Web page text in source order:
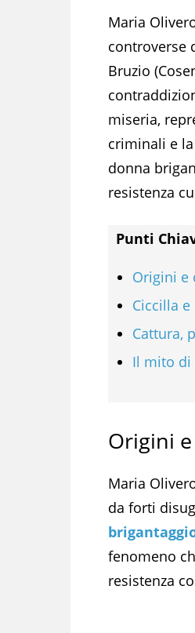
Maria
controverse
Bruzio
miseria,
criminali e
donna
resistenza
Punti
Origini e
Ciccilla
Cattura,
Il mito di
Origini
Maria
da forti
fenomeno
resistenza